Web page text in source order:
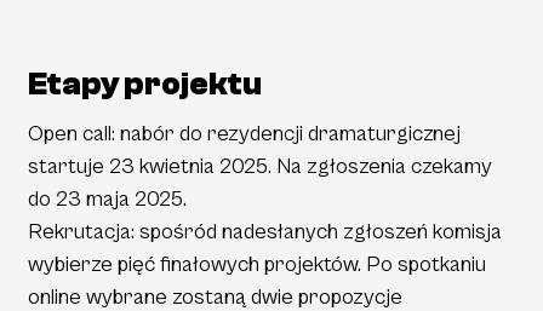
Etapy projektu
Open call: nabór do rezydencji dramaturgicznej
startuje 23 kwietnia 2025. Na zgłoszenia czekamy
do 23 maja 2025.
Rekrutacja: spośród nadesłanych zgłoszeń komisja
wybierze pięć finałowych projektów. Po spotkaniu
online wybrane zostaną dwie propozycje